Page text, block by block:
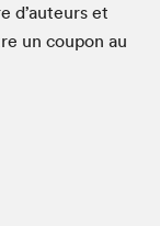
d’auteurs et
un coupon au